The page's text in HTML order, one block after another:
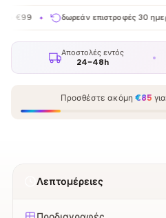
δωρεάν επιστροφές 30 ημερών ✦
Αποστολές εντός
24–48h
Προσθέστε ακόμη €85 για
Λεπτομέρειες